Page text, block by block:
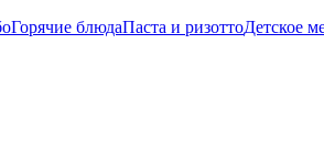
Горячие блюдаПаста и ризоттоДетское